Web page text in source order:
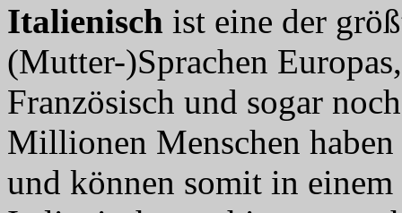
Italienisch ist eine der
(Mutter-)Sprachen
Französisch und sogar
Millionen Menschen
und können somit in